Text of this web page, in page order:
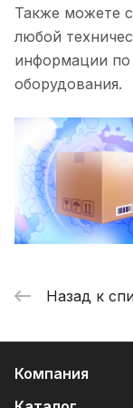
Также можете
любой
информации по
оборудования.
Назад к
Компания